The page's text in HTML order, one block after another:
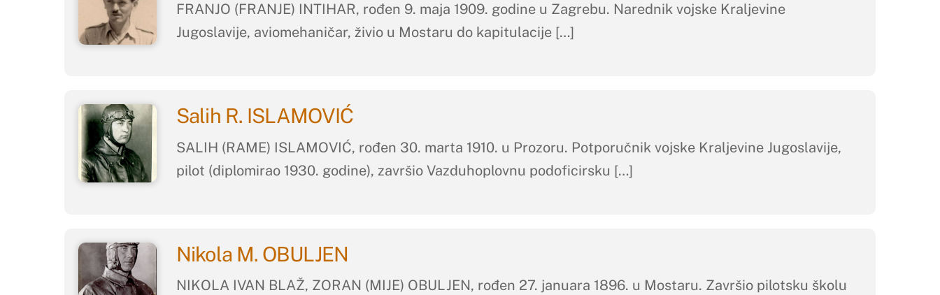
FRANJO (FRANJE) INTIHAR, rođen 9. maja 1909. godine u Zagrebu. Narednik vojske Kraljevine
Jugoslavije, aviomehaničar, živio u Mostaru do kapitulacije […]
Salih R. ISLAMOVIĆ
SALIH (RAME) ISLAMOVIĆ, rođen 30. marta 1910. u Prozoru. Potporučnik vojske Kraljevine Jugoslavije,
pilot (diplomirao 1930. godine), završio Vazduhoplovnu podoficirsku […]
Nikola M. OBULJEN
NIKOLA IVAN BLAŽ, ZORAN (MIJE) OBULJEN, rođen 27. januara 1896. u Mostaru. Završio pilotsku školu